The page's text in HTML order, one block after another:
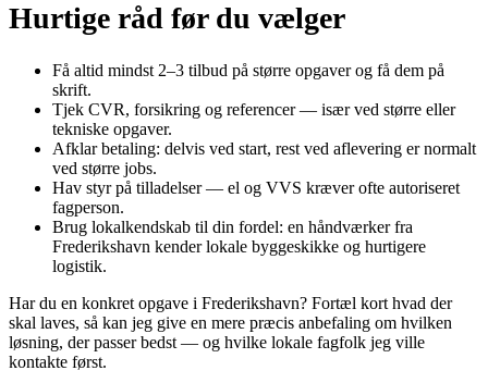
Hurtige råd før du vælger
Få altid mindst 2–3 tilbud på større opgaver og få dem på
skrift.
Tjek CVR, forsikring og referencer — især ved større eller
tekniske opgaver.
Afklar betaling: delvis ved start, rest ved aflevering er normalt
ved større jobs.
Hav styr på tilladelser — el og VVS kræver ofte autoriseret
fagperson.
Brug lokalkendskab til din fordel: en håndværker fra
Frederikshavn kender lokale byggeskikke og hurtigere
logistik.
Har du en konkret opgave i Frederikshavn? Fortæl kort hvad der
skal laves, så kan jeg give en mere præcis anbefaling om hvilken
løsning, der passer bedst — og hvilke lokale fagfolk jeg ville
kontakte først.